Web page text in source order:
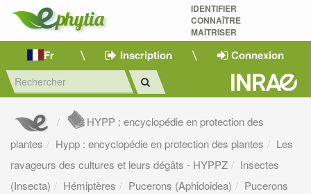
IDENTIFIER
CONNAÎTRE
MAÎTRISER
Fr Inscription Connexion
HYPP : encyclopédie en protection des
plantes
Hypp : encyclopédie en protection des plantes
Les
ravageurs des cultures et leurs dégâts - HYPPZ
Insectes
(Insecta)
Hémiptères Pucerons (Aphidoidea)
Pucerons